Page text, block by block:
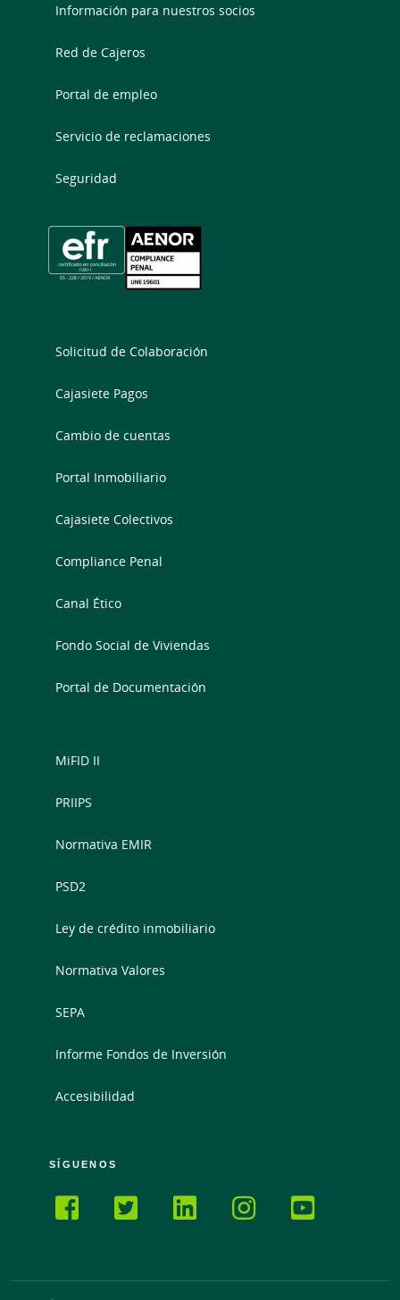
Información para nuestros socios
Red de Cajeros
Portal de empleo
Servicio de reclamaciones
Seguridad
Solicitud de Colaboración
Cajasiete Pagos
Cambio de cuentas
Portal Inmobiliario
Cajasiete Colectivos
Compliance Penal
Canal Ético
Fondo Social de Viviendas
Portal de Documentación
MiFID II
PRIIPS
Normativa EMIR
PSD2
Ley de crédito inmobiliario
Normativa Valores
SEPA
Informe Fondos de Inversión
Accesibilidad
SÍGUENOS